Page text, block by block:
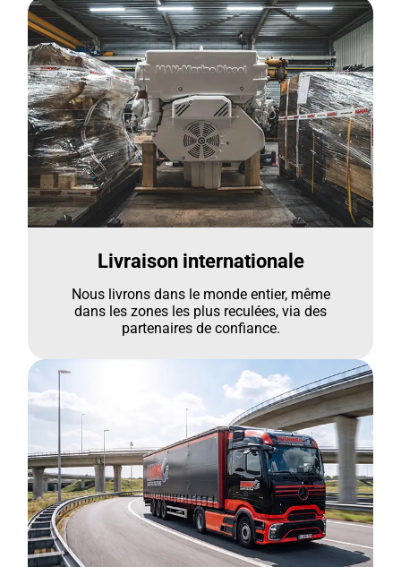
Livraison internationale
Nous livrons dans le monde entier, même
dans les zones les plus reculées, via des
partenaires de confiance.